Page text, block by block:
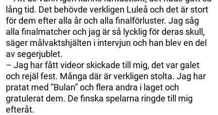
lång tid. Det behövde verkligen Luleå och det är stort
för dem efter alla år och alla finalförluster. Jag såg
alla finalmatcher och jag är så lycklig för deras skull,
säger målvaktshjälten i intervjun och han blev en del
av segerjublet.
– Jag har fått videor skickade till mig, det var galet
och rejäl fest. Många där är verkligen stolta. Jag har
pratat med ”Bulan” och flera andra i laget och
gratulerat dem. De finska spelarna ringde till mig
efteråt.